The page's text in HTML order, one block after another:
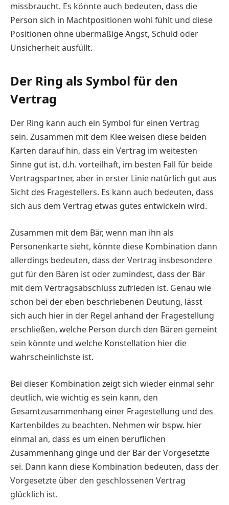
missbraucht. Es könnte auch bedeuten, dass die
Person sich in Machtpositionen wohl fühlt und diese
Positionen ohne übermäßige Angst, Schuld oder
Unsicherheit ausfüllt.
Der Ring als Symbol für den
Vertrag
Der Ring kann auch ein Symbol für einen Vertrag
sein. Zusammen mit dem Klee weisen diese beiden
Karten darauf hin, dass ein Vertrag im weitesten
Sinne gut ist, d.h. vorteilhaft, im besten Fall für beide
Vertragspartner, aber in erster Linie natürlich gut aus
Sicht des Fragestellers. Es kann auch bedeuten, dass
sich aus dem Vertrag etwas gutes entwickeln wird.
Zusammen mit dem Bär, wenn man ihn als
Personenkarte sieht, könnte diese Kombination dann
allerdings bedeuten, dass der Vertrag insbesondere
gut für den Bären ist oder zumindest, dass der Bär
mit dem Vertragsabschluss zufrieden ist. Genau wie
schon bei der eben beschriebenen Deutung, lässt
sich auch hier in der Regel anhand der Fragestellung
erschließen, welche Person durch den Bären gemeint
sein könnte und welche Konstellation hier die
wahrscheinlichste ist.
Bei dieser Kombination zeigt sich wieder einmal sehr
deutlich, wie wichtig es sein kann, den
Gesamtzusammenhang einer Fragestellung und des
Kartenbildes zu beachten. Nehmen wir bspw. hier
einmal an, dass es um einen beruflichen
Zusammenhang ginge und der Bär der Vorgesetzte
sei. Dann kann diese Kombination bedeuten, dass der
Vorgesetzte über den geschlossenen Vertrag
glücklich ist.